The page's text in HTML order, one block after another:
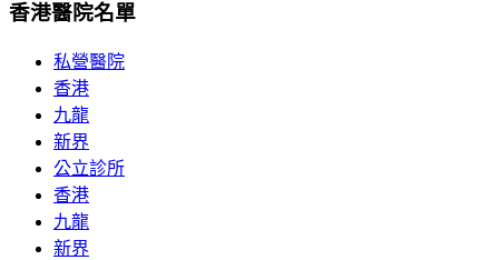
香港醫院名單
私營醫院
香港
九龍
新界
公立診所
香港
九龍
新界